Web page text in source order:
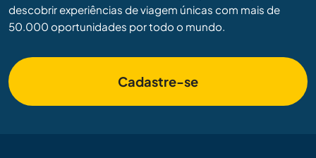
descobrir experiências de viagem únicas com mais de
50.000 oportunidades por todo o mundo.
Cadastre-se